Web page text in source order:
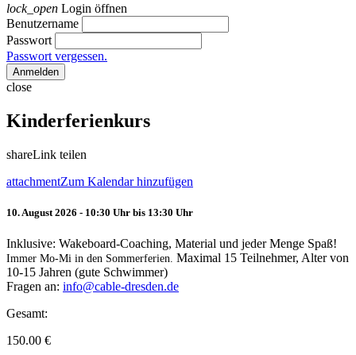
lock_open Login öffnen
Benutzername
Passwort
Passwort vergessen.
Anmelden
close
Kinderferienkurs
shareLink teilen
attachmentZum Kalendar hinzufügen
10. August 2026 - 10:30 Uhr bis 13:30 Uhr
Inklusive: Wakeboard-Coaching, Material und jeder Menge Spaß!
Immer Mo-Mi in den Sommerferien. Maximal 15 Teilnehmer, Alter von
10-15 Jahren (gute Schwimmer)
Fragen an: info@cable-dresden.de
Gesamt:
150.00 €